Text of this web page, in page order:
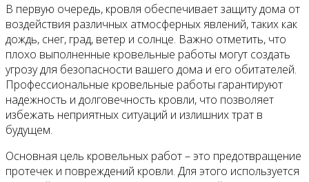
В первую очередь, кровля обеспечивает защиту дома от
воздействия различных атмосферных явлений, таких как
дождь, снег, град, ветер и солнце. Важно отметить, что
плохо выполненные кровельные работы могут создать
угрозу для безопасности вашего дома и его обитателей.
Профессиональные кровельные работы гарантируют
надежность и долговечность кровли, что позволяет
избежать неприятных ситуаций и излишних трат в
будущем.
Основная цель кровельных работ – это предотвращение
протечек и повреждений кровли. Для этого используется